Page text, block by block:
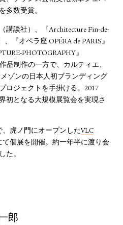
多数受賞。
講談社）、『Architecture Fin-de-
、『オペラ座 OPÉRA de PARIS』
PHOTOGRAPHY』
品制作の一方で、カルティエ、
ゾンの日本人初ブランディング
ロジェクトを手掛ける。2017
初となる大規模展覧会を実現さ
、虎ノ門にオープンしたVLC
て個展を開催。約⼀年半に渡り会
た。
郎